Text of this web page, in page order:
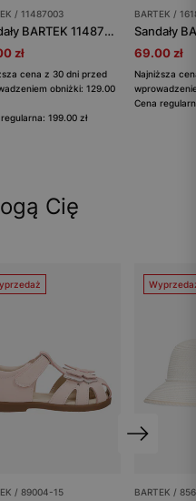
/ 11487003
Sandały BARTEK 11487003, dla dziewcząt, różowo-srebrny
zł
cena z 30 dni przed
obniżki: 129.00
199.00 zł
BARTEK /
69.00 zł
Najniższa
Cena
Cię
/ 89004-15 BARTEK /